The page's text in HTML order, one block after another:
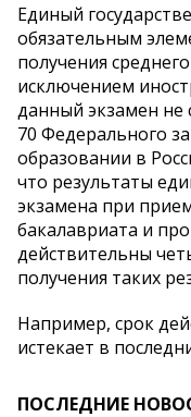
Единый
обязательным
получения
исключением
данный экзамен не
70 Федерального
образовании в
что результаты
экзамена при
бакалавриата и
действительны
получения таких
Например, срок
истекает в
ПОСЛЕДНИЕ